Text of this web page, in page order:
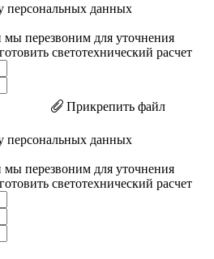
персональных данных
мы перезвоним для уточнения
светотехнический расчет
Прикрепить файл
персональных данных
мы перезвоним для уточнения
светотехнический расчет